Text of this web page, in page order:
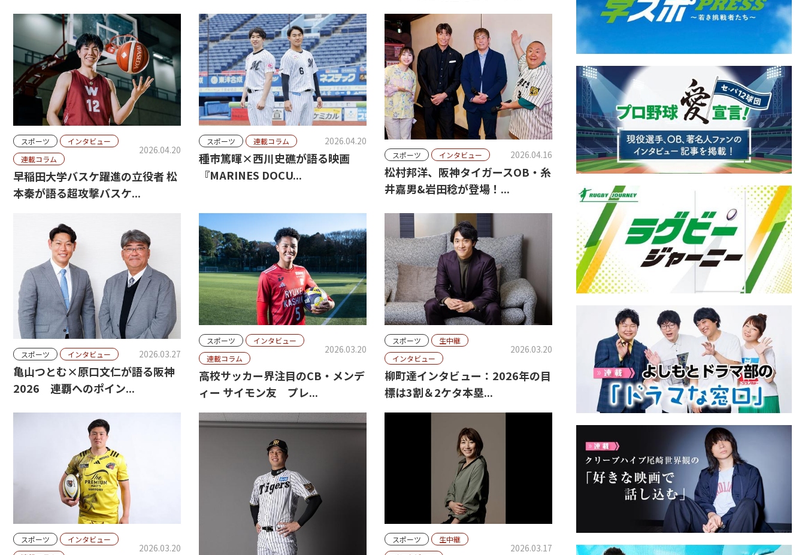
スポーツ
インタビュー
連載コラム
2026.04.20
早稲田大学バスケ躍進の立役者 松
本秦が語る超攻撃バスケ...
スポーツ 連載コラム 2026.04.20
種市篤暉×西川史礁が語る映画
『MARINES DOCU...
スポーツ インタビュー 2026.04.16
松村邦洋、阪神タイガースOB・糸
井嘉男&岩田稔が登場！...
スポーツ インタビュー 2026.03.27
亀山つとむ×原口文仁が語る阪神
2026 連覇へのポイン...
スポーツ
インタビュー
連載コラム
2026.03.20
高校サッカー界注目のCB・メンデ
ィー サイモン友 プレ...
スポーツ
生中継
インタビュー
2026.03.20
柳町達インタビュー：2026年の目
標は3割＆2ケタ本塁...
スポーツ
インタビュー
2026.03.20
スポーツ
生中継
2026.03.17